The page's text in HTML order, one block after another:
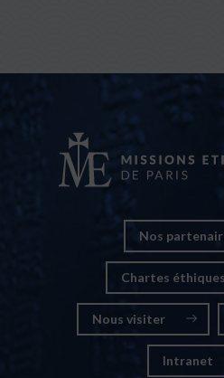
Nos
Chartes
Nous visiter
Intranet